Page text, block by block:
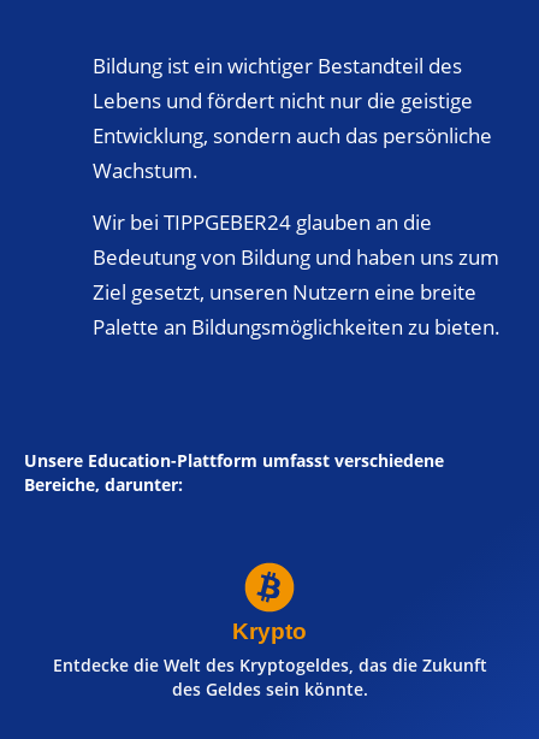
Bildung ist ein wichtiger Bestandteil des
Lebens und fördert nicht nur die geistige
Entwicklung, sondern auch das persönliche
Wachstum.
Wir bei TIPPGEBER24 glauben an die
Bedeutung von Bildung und haben uns zum
Ziel gesetzt, unseren Nutzern eine breite
Palette an Bildungsmöglichkeiten zu bieten.
Unsere Education-Plattform umfasst verschiedene
Bereiche, darunter:
Krypto
Entdecke die Welt des Kryptogeldes, das die Zukunft
des Geldes sein könnte.